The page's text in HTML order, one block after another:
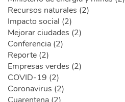
Recursos naturales (2)
Impacto social (2)
Mejorar ciudades (2)
Conferencia (2)
Reporte (2)
Empresas verdes (2)
COVID-19 (2)
Coronavirus (2)